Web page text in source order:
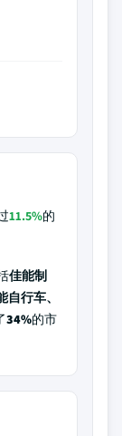
11.5%的
佳能制
行车、
34%的市